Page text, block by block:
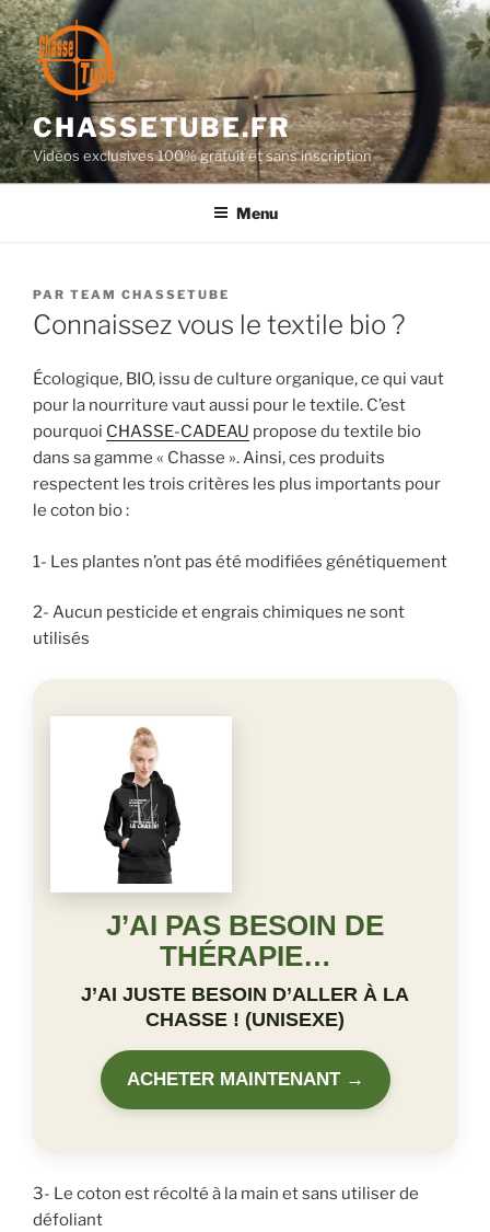
Aller
au
contenu
principal
CHASSETUBE.FR
Vidéos exclusives 100% gratuit et sans inscription
Menu
PUBLIÉ
LE
PAR TEAM CHASSETUBE
Connaissez vous le textile bio ?
Écologique, BIO, issu de culture organique, ce qui vaut
pour la nourriture vaut aussi pour le textile. C’est
pourquoi CHASSE-CADEAU propose du textile bio
dans sa gamme « Chasse ». Ainsi, ces produits
respectent les trois critères les plus importants pour
le coton bio :
1- Les plantes n’ont pas été modifiées génétiquement
2- Aucun pesticide et engrais chimiques ne sont
utilisés
J’AI PAS BESOIN DE
THÉRAPIE…
J’AI JUSTE BESOIN D’ALLER À LA
CHASSE ! (UNISEXE)
ACHETER MAINTENANT →
3- Le coton est récolté à la main et sans utiliser de
défoliant